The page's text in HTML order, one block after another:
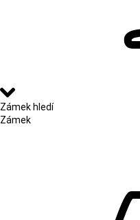
Zámek hledí
Zámek